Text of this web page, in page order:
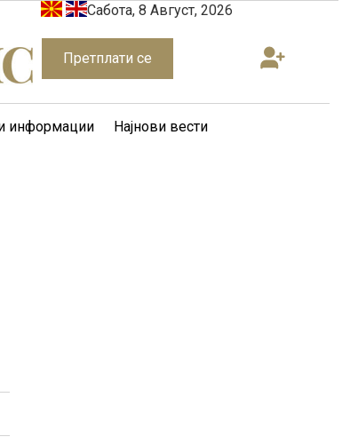
Сабота, 8 Август, 2026
Претплати се
информации Најнови вести